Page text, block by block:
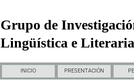
Grupo de
Lingüística e
INICIO PRESENTACIÓN